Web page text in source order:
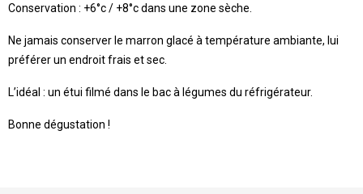
Conservation : +6°c / +8°c dans une zone sèche.
Ne jamais conserver le marron glacé à température ambiante, lui
préférer un endroit frais et sec.
L’idéal : un étui filmé dans le bac à légumes du réfrigérateur.
Bonne dégustation !